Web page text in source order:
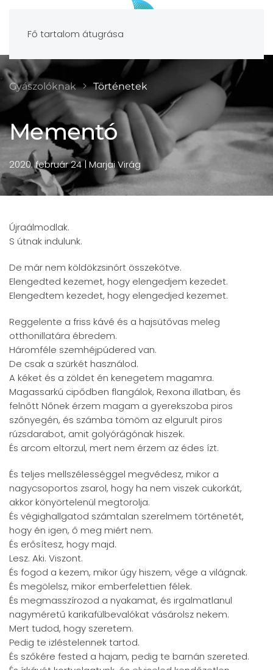
Fő tartalom átugrása
Gyászolóknak Történetek
Mementó
2020. február 24| Marjai Virág
Újraálmodlak.
S útnak indulunk.
De már nem köldökzsinórt összekötve.
Elengedted kezemet, hogy elengedjem kezedet.
Elengedtem kezedet, hogy elengedjed kezemet.
Reggelente a friss kávé és a hajsütővas meleg
otthonillatára ébredem.
Háromféle szemhéjpúdered van.
De csak a szürkét használod.
A kéket és a zöldet én kenegetem magamra.
Magassarkú cipődben flangálok, Rexona illatban, és
felnőtt Nőnek érzem magam a gyerekszoba piros
szőnyegén, és számba tömöm az elgurult piros
rúzsdarabot, amit golyórágónak hiszek.
És arcom eltorzul, mert nem érzem az édes ízt.
És teljes mellszélességgel megvédesz, mikor a
nagycsoportos zsarol, hogy ha nem viszek cukorkát,
akkor könyörtelenül megtorolja.
És végighallgatod számtalan szerelmem történetét,
hogy én igen, ő meg miért nem.
És erősítesz, hogy majd.
Lesz. Aki. Viszont.
És fogod a kezem, mikor úgy hiszem, vége a világnak.
És megölelsz, mikor emberfelettien félek.
És megmasszírozod a nyakamat, és irgalmatlanul
nagyméretű karikafülbevalókat vásárolsz nekem.
Mert tudod, hogy szeretem.
Pedig te izléstelennek tartod.
És szőkére fested a hajam, pedig te barnán szereted.